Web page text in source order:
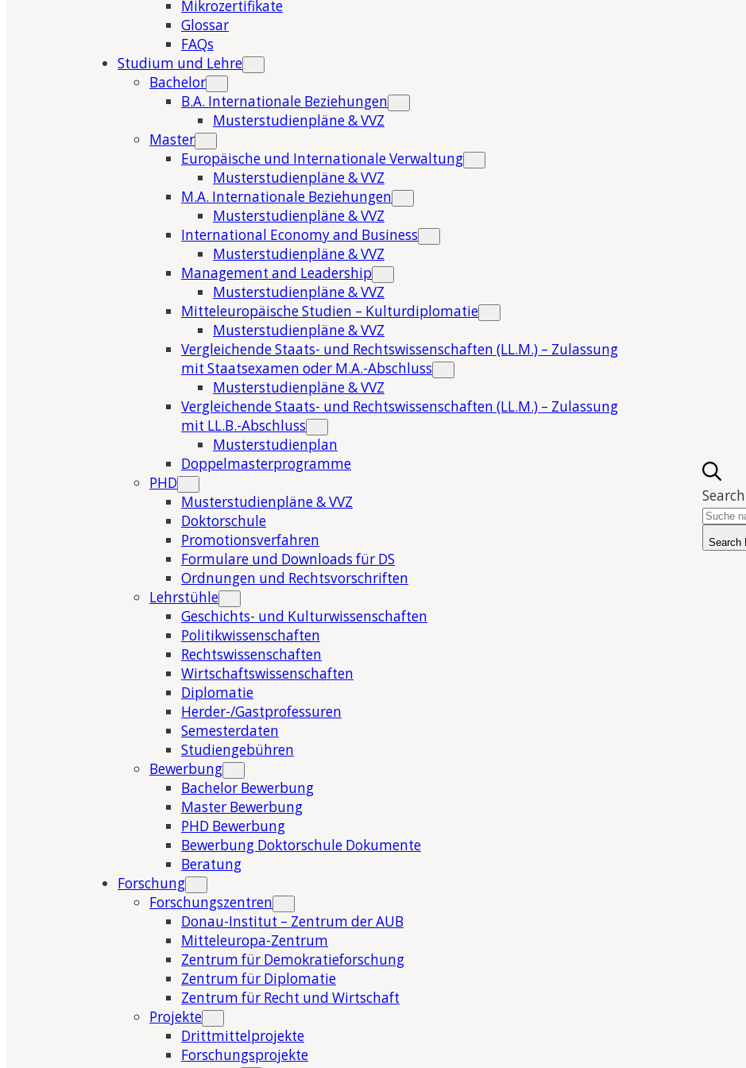
Mikrozertifikate
Glossar
FAQs
Studium und Lehre
Bachelor
B.A. Internationale Beziehungen
Musterstudienpläne & VVZ
Master
Europäische und Internationale Verwaltung
Musterstudienpläne & VVZ
M.A. Internationale Beziehungen
Musterstudienpläne & VVZ
International Economy and Business
Musterstudienpläne & VVZ
Management and Leadership
Musterstudienpläne & VVZ
Mitteleuropäische Studien – Kulturdiplomatie
Musterstudienpläne & VVZ
Vergleichende Staats- und Rechtswissenschaften (LL.M.) – Zulassung
mit Staatsexamen oder M.A.-Abschluss
Musterstudienpläne & VVZ
Vergleichende Staats- und Rechtswissenschaften (LL.M.) – Zulassung
mit LL.B.-Abschluss
Musterstudienplan
Doppelmasterprogramme
PHD
Musterstudienpläne & VVZ
Doktorschule
Promotionsverfahren
Formulare und Downloads für DS
Ordnungen und Rechtsvorschriften
Lehrstühle
Geschichts- und Kulturwissenschaften
Politikwissenschaften
Rechtswissenschaften
Wirtschaftswissenschaften
Diplomatie
Herder-/Gastprofessuren
Semesterdaten
Studiengebühren
Bewerbung
Bachelor Bewerbung
Master Bewerbung
PHD Bewerbung
Bewerbung Doktorschule Dokumente
Beratung
Forschung
Forschungszentren
Donau-Institut – Zentrum der AUB
Mitteleuropa-Zentrum
Zentrum für Demokratieforschung
Zentrum für Diplomatie
Zentrum für Recht und Wirtschaft
Projekte
Drittmittelprojekte
Forschungsprojekte
Search